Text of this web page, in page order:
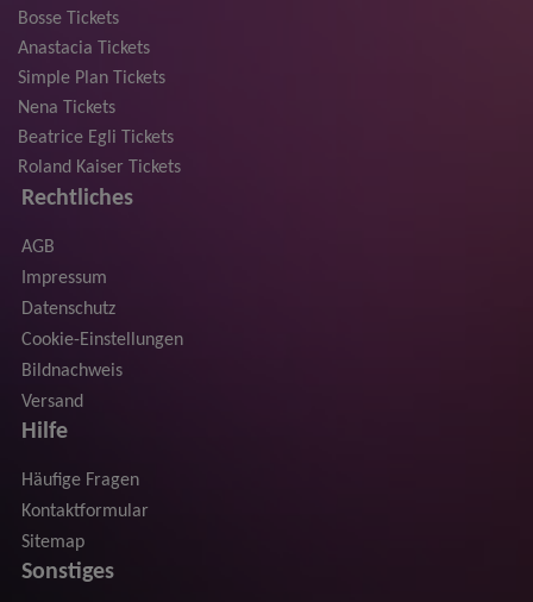
Bosse Tickets
Anastacia Tickets
Simple Plan Tickets
Nena Tickets
Beatrice Egli Tickets
Roland Kaiser Tickets
Rechtliches
AGB
Impressum
Datenschutz
Cookie-Einstellungen
Bildnachweis
Versand
Hilfe
Häufige Fragen
Kontaktformular
Sitemap
Sonstiges